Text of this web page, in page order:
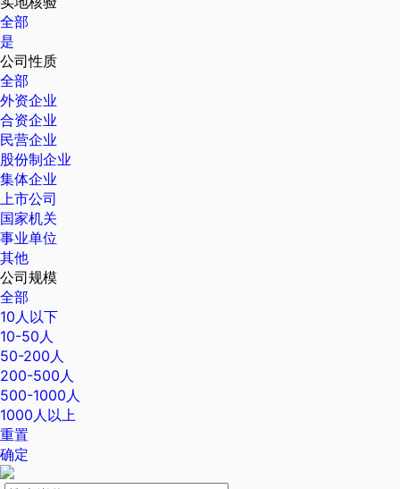
全部
是
公司性质
全部
外资企业
合资企业
民营企业
股份制企业
集体企业
上市公司
国家机关
事业单位
其他
公司规模
全部
10人以下
10-50人
50-200人
200-500人
500-1000人
1000人以上
重置
确定